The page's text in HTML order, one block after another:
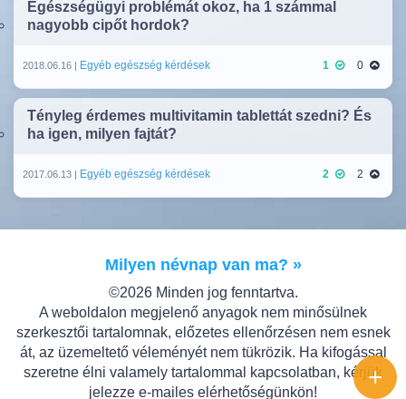
Egészségügyi problémát okoz, ha 1 számmal
nagyobb cipőt hordok?
2018.06.16 | Egyéb egészség kérdések 1 0
Tényleg érdemes multivitamin tablettát szedni? És
ha igen, milyen fajtát?
2017.06.13 | Egyéb egészség kérdések 2 2
Milyen névnap van ma? »
©2026 Minden jog fenntartva.
A weboldalon megjelenő anyagok nem minősülnek
szerkesztői tartalomnak, előzetes ellenőrzésen nem esnek
át, az üzemeltető véleményét nem tükrözik. Ha kifogással
szeretne élni valamely tartalommal kapcsolatban, kérjük
jelezze e-mailes elérhetőségünkön!
+